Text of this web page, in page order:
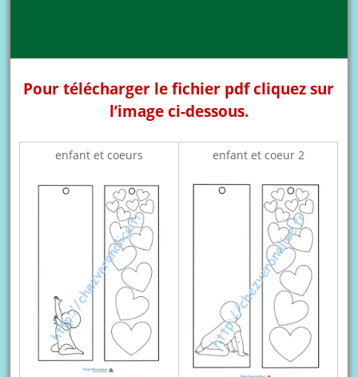
Pour télécharger le fichier pdf cliquez sur
l’image ci-dessous.
enfant et coeurs enfant et coeur 2